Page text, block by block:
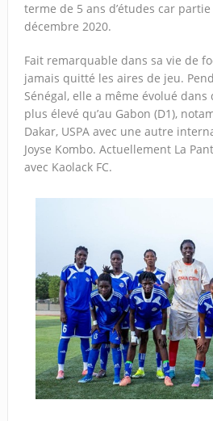
terme de 5 ans d’études car
décembre 2020.
Fait remarquable dans sa vie de
jamais quitté les aires de jeu.
Sénégal, elle a même évolué dans
plus élevé qu’au Gabon (D1),
Dakar, USPA avec une autre
Joyse Kombo. Actuellement La
avec Kaolack FC.